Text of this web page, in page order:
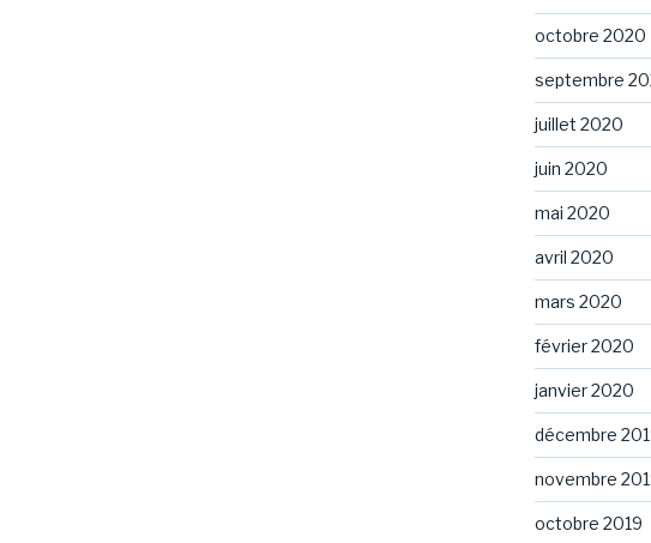
octobre 2020
septembre
juillet 2020
juin 2020
mai 2020
avril 2020
mars 2020
février 2020
janvier 2020
décembre
novembre
octobre 2019